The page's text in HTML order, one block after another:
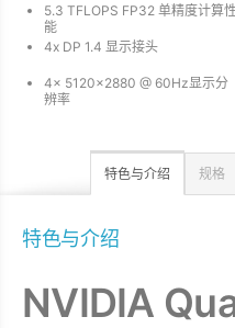
5.3 TFLOPS FP32 单精度计算性
能
4x DP 1.4 显示接头
4x 5120x2880 @ 60Hz显示分
辨率
特色与介绍 规格
特色与介绍
NVIDIA